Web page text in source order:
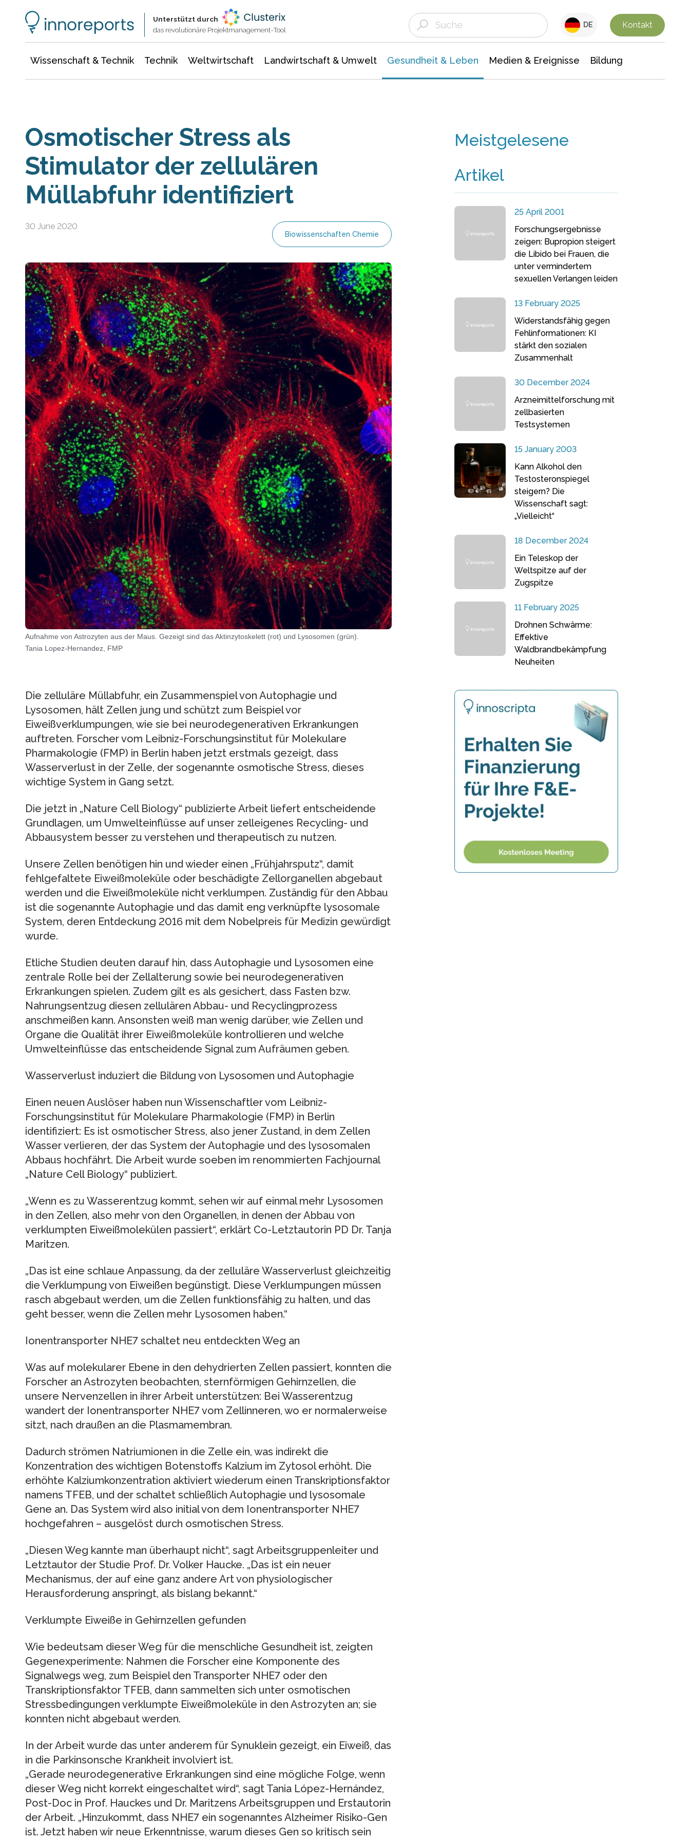
Unterstützt durch
das revolutionäre Projektmanagement-Tool
DE Kontakt
Wissenschaft & Technik Technik Weltwirtschaft Landwirtschaft & Umwelt Gesundheit & Leben Medien & Ereignisse Bildung
Osmotischer Stress als
Stimulator der zellulären
Müllabfuhr identifiziert
30 June 2020
Biowissenschaften Chemie
Aufnahme von Astrozyten aus der Maus. Gezeigt sind das Aktinzytoskelett (rot) und Lysosomen (grün).
Tania Lopez-Hernandez, FMP
Die zelluläre Müllabfuhr, ein Zusammenspiel von Autophagie und
Lysosomen, hält Zellen jung und schützt zum Beispiel vor
Eiweißverklumpungen, wie sie bei neurodegenerativen Erkrankungen
auftreten. Forscher vom Leibniz-Forschungsinstitut für Molekulare
Pharmakologie (FMP) in Berlin haben jetzt erstmals gezeigt, dass
Wasserverlust in der Zelle, der sogenannte osmotische Stress, dieses
wichtige System in Gang setzt.
Die jetzt in „Nature Cell Biology“ publizierte Arbeit liefert entscheidende
Grundlagen, um Umwelteinflüsse auf unser zelleigenes Recycling- und
Abbausystem besser zu verstehen und therapeutisch zu nutzen.
Unsere Zellen benötigen hin und wieder einen „Frühjahrsputz“, damit
fehlgefaltete Eiweißmoleküle oder beschädigte Zellorganellen abgebaut
werden und die Eiweißmoleküle nicht verklumpen. Zuständig für den Abbau
ist die sogenannte Autophagie und das damit eng verknüpfte lysosomale
System, deren Entdeckung 2016 mit dem Nobelpreis für Medizin gewürdigt
wurde.
Etliche Studien deuten darauf hin, dass Autophagie und Lysosomen eine
zentrale Rolle bei der Zellalterung sowie bei neurodegenerativen
Erkrankungen spielen. Zudem gilt es als gesichert, dass Fasten bzw.
Nahrungsentzug diesen zellulären Abbau- und Recyclingprozess
anschmeißen kann. Ansonsten weiß man wenig darüber, wie Zellen und
Organe die Qualität ihrer Eiweißmoleküle kontrollieren und welche
Umwelteinflüsse das entscheidende Signal zum Aufräumen geben.
Wasserverlust induziert die Bildung von Lysosomen und Autophagie
Einen neuen Auslöser haben nun Wissenschaftler vom Leibniz-
Forschungsinstitut für Molekulare Pharmakologie (FMP) in Berlin
identifiziert: Es ist osmotischer Stress, also jener Zustand, in dem Zellen
Wasser verlieren, der das System der Autophagie und des lysosomalen
Abbaus hochfährt. Die Arbeit wurde soeben im renommierten Fachjournal
„Nature Cell Biology“ publiziert.
„Wenn es zu Wasserentzug kommt, sehen wir auf einmal mehr Lysosomen
in den Zellen, also mehr von den Organellen, in denen der Abbau von
verklumpten Eiweißmolekülen passiert“, erklärt Co-Letztautorin PD Dr. Tanja
Maritzen.
„Das ist eine schlaue Anpassung, da der zelluläre Wasserverlust gleichzeitig
die Verklumpung von Eiweißen begünstigt. Diese Verklumpungen müssen
rasch abgebaut werden, um die Zellen funktionsfähig zu halten, und das
geht besser, wenn die Zellen mehr Lysosomen haben.“
Ionentransporter NHE7 schaltet neu entdeckten Weg an
Was auf molekularer Ebene in den dehydrierten Zellen passiert, konnten die
Forscher an Astrozyten beobachten, sternförmigen Gehirnzellen, die
unsere Nervenzellen in ihrer Arbeit unterstützen: Bei Wasserentzug
wandert der Ionentransporter NHE7 vom Zellinneren, wo er normalerweise
sitzt, nach draußen an die Plasmamembran.
Dadurch strömen Natriumionen in die Zelle ein, was indirekt die
Konzentration des wichtigen Botenstoffs Kalzium im Zytosol erhöht. Die
erhöhte Kalziumkonzentration aktiviert wiederum einen Transkriptionsfaktor
namens TFEB, und der schaltet schließlich Autophagie und lysosomale
Gene an. Das System wird also initial von dem Ionentransporter NHE7
hochgefahren – ausgelöst durch osmotischen Stress.
„Diesen Weg kannte man überhaupt nicht“, sagt Arbeitsgruppenleiter und
Letztautor der Studie Prof. Dr. Volker Haucke. „Das ist ein neuer
Mechanismus, der auf eine ganz andere Art von physiologischer
Herausforderung anspringt, als bislang bekannt.“
Verklumpte Eiweiße in Gehirnzellen gefunden
Wie bedeutsam dieser Weg für die menschliche Gesundheit ist, zeigten
Gegenexperimente: Nahmen die Forscher eine Komponente des
Signalwegs weg, zum Beispiel den Transporter NHE7 oder den
Transkriptionsfaktor TFEB, dann sammelten sich unter osmotischen
Stressbedingungen verklumpte Eiweißmoleküle in den Astrozyten an; sie
konnten nicht abgebaut werden.
In der Arbeit wurde das unter anderem für Synuklein gezeigt, ein Eiweiß, das
in die Parkinsonsche Krankheit involviert ist.
„Gerade neurodegenerative Erkrankungen sind eine mögliche Folge, wenn
dieser Weg nicht korrekt eingeschaltet wird“, sagt Tania López-Hernández,
Post-Doc in Prof. Hauckes und Dr. Maritzens Arbeitsgruppen und Erstautorin
der Arbeit. „Hinzukommt, dass NHE7 ein sogenanntes Alzheimer Risiko-Gen
ist. Jetzt haben wir neue Erkenntnisse, warum dieses Gen so kritisch sein
Meistgelesene
Artikel
25 April 2001
Forschungsergebnisse
zeigen: Bupropion steigert
die Libido bei Frauen, die
unter vermindertem
sexuellen Verlangen leiden
13 February 2025
Widerstandsfähig gegen
Fehlinformationen: KI
stärkt den sozialen
Zusammenhalt
30 December 2024
Arzneimittelforschung mit
zellbasierten
Testsystemen
15 January 2003
Kann Alkohol den
Testosteronspiegel
steigern? Die
Wissenschaft sagt:
„Vielleicht“
18 December 2024
Ein Teleskop der
Weltspitze auf der
Zugspitze
11 February 2025
Drohnen Schwärme:
Effektive
Waldbrandbekämpfung
Neuheiten